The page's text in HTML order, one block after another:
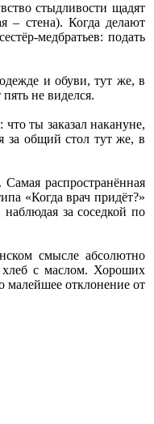
стыдливости щадят
– стена). Когда делают
медбратьев: подать
и обуви, тут же, в
не виделся.
ты заказал накануне,
за общий стол тут же, в
распространённая
«Когда врач придёт?»
за соседкой по
смысле абсолютно
хлеб с маслом. Хороших
малейшее отклонение от